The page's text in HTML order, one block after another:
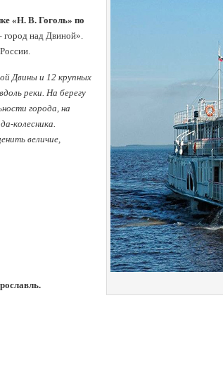
«Н. В. Гоголь» по
город над Двиной».
Двины и 12 крупных
реки. На берегу
города, на
колесника.
величие,